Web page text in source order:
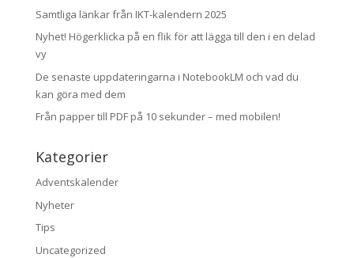
Samtliga länkar från IKT-kalendern 2025
Nyhet! Högerklicka på en flik för att lägga till den i en delad
vy
De senaste uppdateringarna i NotebookLM och vad du
kan göra med dem
Från papper till PDF på 10 sekunder – med mobilen!
Kategorier
Adventskalender
Nyheter
Tips
Uncategorized